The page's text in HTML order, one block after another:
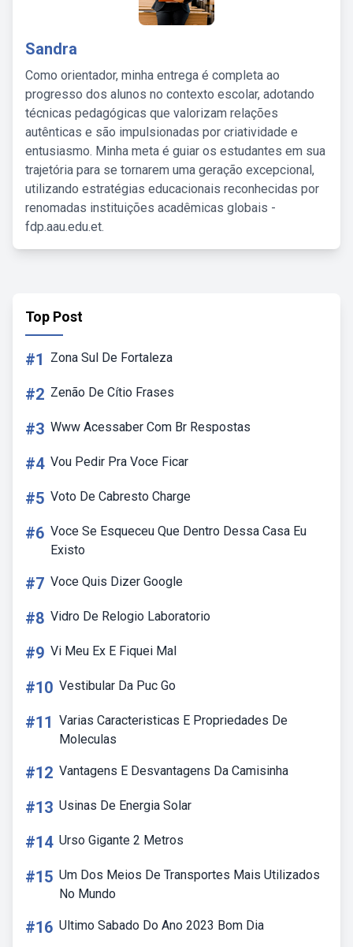
Sandra
Como orientador, minha entrega é completa ao
progresso dos alunos no contexto escolar, adotando
técnicas pedagógicas que valorizam relações
autênticas e são impulsionadas por criatividade e
entusiasmo. Minha meta é guiar os estudantes em sua
trajetória para se tornarem uma geração excepcional,
utilizando estratégias educacionais reconhecidas por
renomadas instituições acadêmicas globais -
fdp.aau.edu.et.
Top Post
#1 Zona Sul De Fortaleza
#2 Zenão De Cítio Frases
#3 Www Acessaber Com Br Respostas
#4 Vou Pedir Pra Voce Ficar
#5 Voto De Cabresto Charge
#6 Voce Se Esqueceu Que Dentro Dessa Casa Eu
Existo
#7 Voce Quis Dizer Google
#8 Vidro De Relogio Laboratorio
#9 Vi Meu Ex E Fiquei Mal
#10 Vestibular Da Puc Go
#11 Varias Caracteristicas E Propriedades De
Moleculas
#12 Vantagens E Desvantagens Da Camisinha
#13 Usinas De Energia Solar
#14 Urso Gigante 2 Metros
#15 Um Dos Meios De Transportes Mais Utilizados
No Mundo
#16 Ultimo Sabado Do Ano 2023 Bom Dia